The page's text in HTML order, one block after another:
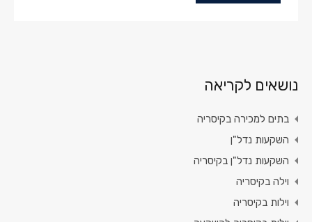
נושאים לקריאה
בתים למכירה בקיסריה
השקעות נדל"ן
השקעות נדל"ן בקיסריה
וילה בקיסריה
וילות בקיסריה